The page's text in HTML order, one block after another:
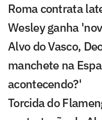
Roma contrata
Wesley ganha
Alvo do Vasco,
manchete na
acontecendo?'
Torcida do